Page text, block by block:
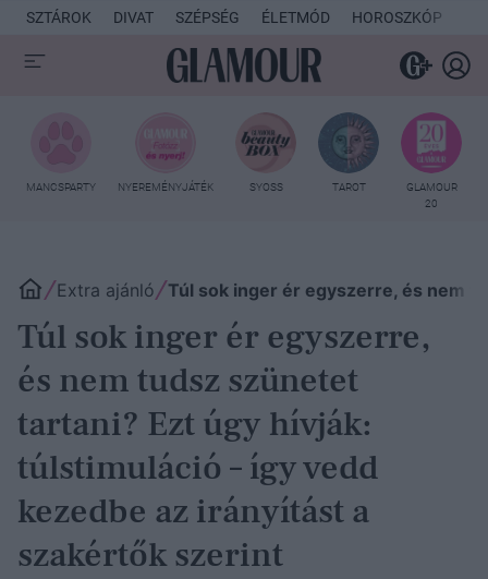
SZTÁROK DIVAT SZÉPSÉG ÉLETMÓD HOROSZKÓP
MANCSPARTY NYEREMÉNYJÁTÉK SYOSS TAROT
GLAMOUR
20
Extra ajánló Túl sok inger ér egyszerre, és nem
Túl sok inger ér egyszerre,
és nem tudsz szünetet
tartani? Ezt úgy hívják:
túlstimuláció – így vedd
kezedbe az irányítást a
szakértők szerint